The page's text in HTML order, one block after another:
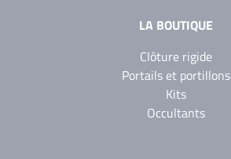
LA BOUTIQUE
Clôture rigide
Portails et portillons
Kits
Occultants